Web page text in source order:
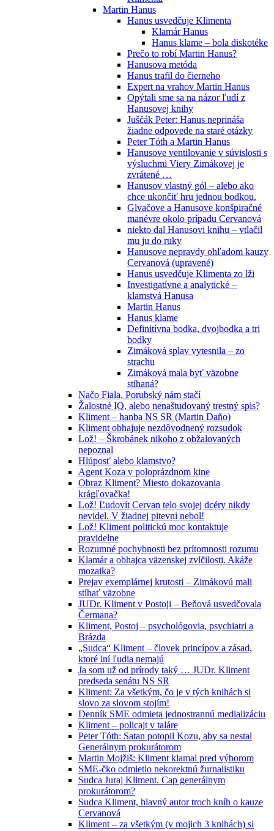
Martin Hanus
Hanus usvedčuje Klimenta
Klamár Hanus
Hanus klame – bola diskotéke
Prečo to robí Martin Hanus?
Hanusova metóda
Hanus trafil do čierneho
Expert na vrahov Martin Hanus
Opýtali sme sa na názor ľudí z
Hanusovej knihy
Juščák Peter: Hanus neprináša
žiadne odpovede na staré otázky
Peter Tóth a Martin Hanus
Hanusove ventilovanie v súvislosti s
výsluchmi Viery Zimákovej je
zvrátené …
Hanusov vlastný gól – alebo ako
chce ukončiť hru jednou bodkou.
Glvačove a Hanusove konšpiračné
manévre okolo prípadu Cervanová
niekto dal Hanusovi knihu – vtlačil
mu ju do ruky
Hanusove nepravdy ohľadom kauzy
Cervanová (upravené)
Hanus usvedčuje Klimenta zo lži
Investigatívne a analytické –
klamstvá Hanusa
Martin Hanus
Hanus klame
Definitívna bodka, dvojbodka a tri
bodky
Zimáková splav vytesnila – zo
strachu
Zimáková mala byť väzobne
stíhaná?
Načo Fiala, Porubský nám stačí
Žalostné IQ, alebo nenaštudovaný trestný spis?
Kliment – hanba NS SR (Martin Daňo)
Kliment obhajuje nezdôvodnený rozsudok
Lož! – Škrobánek nikoho z obžalovaných
nepoznal
Hlúposť alebo klamstvo?
Agent Koza v poloprázdnom kine
Obraz Kliment? Miesto dokazovania
krágľovačka!
Lož! Ľudovít Cervan telo svojej dcéry nikdy
nevidel. V žiadnej pitevni nebol!
Lož! Kliment politickú moc kontaktuje
pravidelne
Rozumné pochybnosti bez prítomnosti rozumu
Klamár a obhajca väzenskej zvlčilosti. Akáže
mozaika?
Prejav exemplárnej krutosti – Zimákovú mali
stíhať väzobne
JUDr. Kliment v Postoji – Beňová usvedčovala
Čermana?
Kliment, Postoj – psychológovia, psychiatri a
Brázda
„Sudca“ Kliment – človek princípov a zásad,
ktoré iní ľudia nemajú
Ja som už od prírody taký … JUDr. Kliment
predseda senátu NS SR
Kliment: Za všetkým, čo je v tých knihách si
slovo za slovom stojím!
Denník SME odmieta jednostrannú medializáciu
Kliment – policajt v taláre
Peter Tóth: Satan potopil Kozu, aby sa nestal
Generálnym prokurátorom
Martin Mojžiš: Kliment klamal pred výborom
SME-čko odmietlo nekorektnú žurnalistiku
Sudca Juraj Kliment. Cap generálnym
prokurátorom?
Sudca Kliment, hlavný autor troch kníh o kauze
Cervanová
Kliment – za všetkým (v mojich 3 knihách) si